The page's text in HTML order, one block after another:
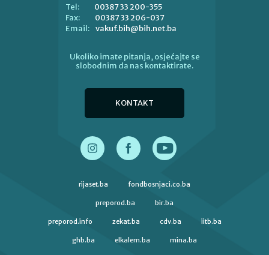
Tel:
00387 33 200-355
Fax:
00387 33 206-037
Email: vakuf.bih@bih.net.ba
Ukoliko imate pitanja, osjećajte se
slobodnim da nas kontaktirate.
KONTAKT
rijaset.ba fondbosnjaci.co.ba
preporod.ba bir.ba
preporod.info zekat.ba cdv.ba iitb.ba
ghb.ba elkalem.ba mina.ba